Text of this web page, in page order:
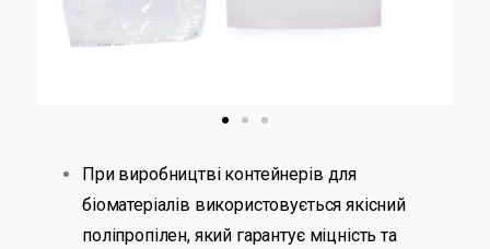
При виробництві контейнерів для
біоматеріалів використовується якісний
поліпропілен, який гарантує міцність та